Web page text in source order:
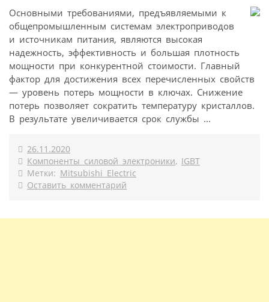
Основными требованиями, предъявляемыми к
общепромышленным системам электроприводов
и источникам питания, являются высокая
надежность, эффективность и большая плотность
мощности при конкурентной стоимости. Главный
фактор для достижения всех перечисленных свойств
— уровень потерь мощности в ключах. Снижение
потерь позволяет сократить температуру кристаллов.
В результате увеличивается срок службы ...
26.11.2020
Компоненты силовой электроники, IGBT
Метки: Mitsubishi Electric
Оставить комментарий